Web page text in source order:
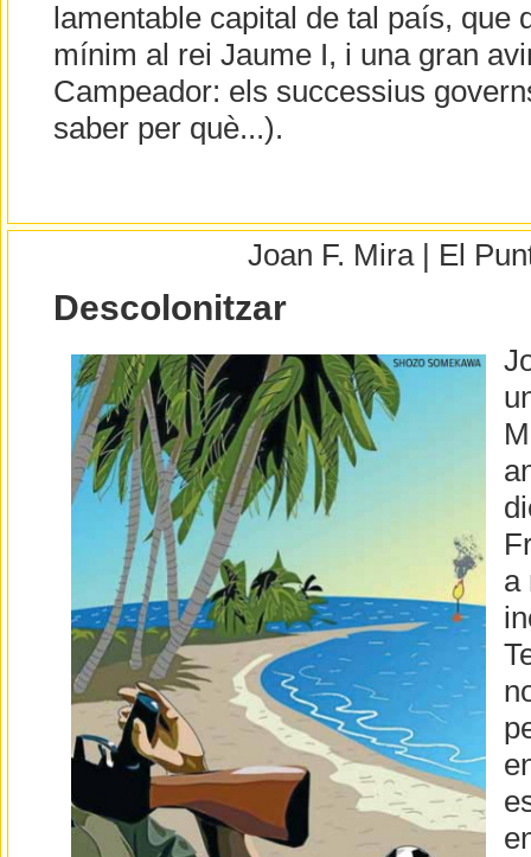
lamentable capital de tal país, que
mínim al rei Jaume I, i una gran
Campeador: els successius
saber per què...).
Joan F. Mira | El
Descolonitzar
a